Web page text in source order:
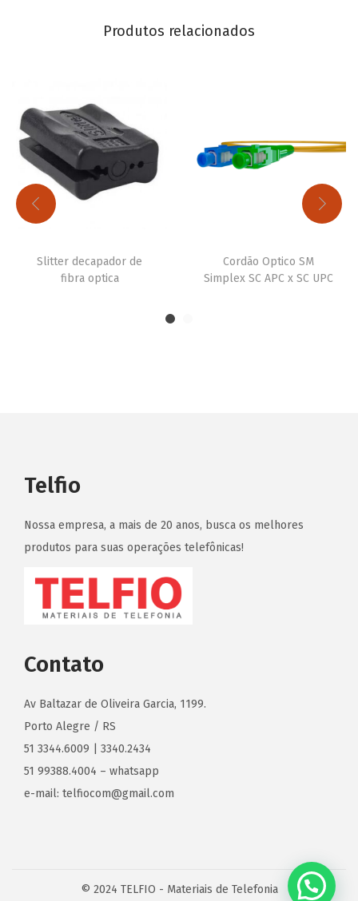
Produtos relacionados
Slitter decapador de
fibra optica
Cordão Optico SM
Simplex SC APC x SC UPC
Telfio
Nossa empresa, a mais de 20 anos, busca os melhores
produtos para suas operações telefônicas!
Contato
Av Baltazar de Oliveira Garcia, 1199.
Porto Alegre / RS
51 3344.6009 | 3340.2434
51 99388.4004 – whatsapp
e-mail: telfiocom@gmail.com
© 2024 TELFIO - Materiais de Telefonia